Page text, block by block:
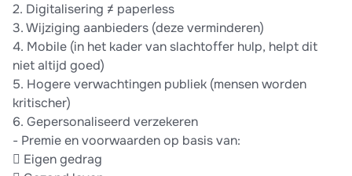
2. Digitalisering ≠ paperless
3. Wijziging aanbieders (deze verminderen)
4. Mobile (in het kader van slachtoffer hulp, helpt dit
niet altijd goed)
5. Hogere verwachtingen publiek (mensen worden
kritischer)
6. Gepersonaliseerd verzekeren
- Premie en voorwaarden op basis van:
 Eigen gedrag